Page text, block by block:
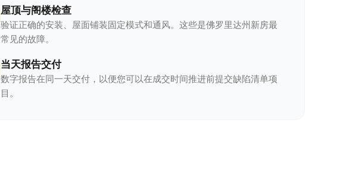
屋顶与阁楼检查
验证正确的安装、屋面铺装固定模式和通风。这些是佛罗里达州新房最
常见的故障。
当天报告交付
数字报告在同一天交付，以便您可以在成交时间推进前提交缺陷清单项
目。